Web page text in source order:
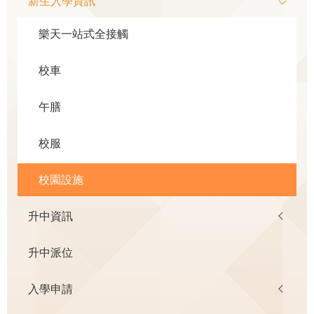
navigation
樂天一站式全接觸
校車
午膳
校服
校園設施
升中資訊
升中派位
入學申請